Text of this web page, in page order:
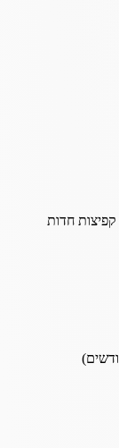
חדות